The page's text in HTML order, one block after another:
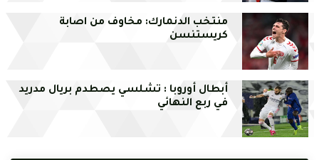
منتخب الدنمارك: مخاوف من اصابة
كريستنسن
أبطال أوروبا : تشلسي يصطدم بريال مدريد
في ربع النهائي